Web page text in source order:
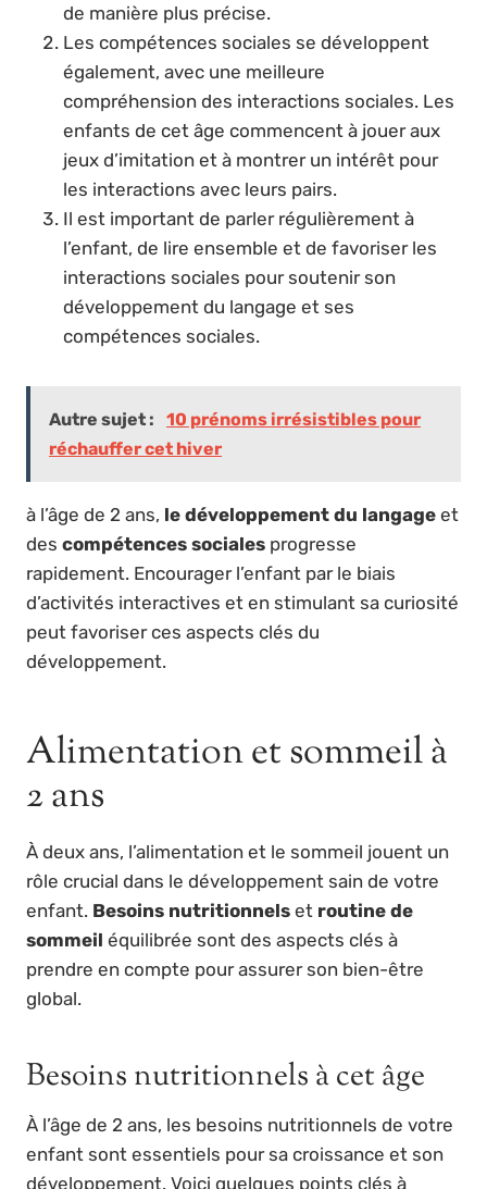
de manière plus précise.
Les compétences sociales se développent
également, avec une meilleure
compréhension des interactions sociales. Les
enfants de cet âge commencent à jouer aux
jeux d’imitation et à montrer un intérêt pour
les interactions avec leurs pairs.
Il est important de parler régulièrement à
l’enfant, de lire ensemble et de favoriser les
interactions sociales pour soutenir son
développement du langage et ses
compétences sociales.
Autre sujet :
10 prénoms irrésistibles pour
réchauffer cet hiver
à l’âge de 2 ans, le développement du langage et
des compétences sociales progresse
rapidement. Encourager l’enfant par le biais
d’activités interactives et en stimulant sa curiosité
peut favoriser ces aspects clés du
développement.
Alimentation et sommeil à
2 ans
À deux ans, l’alimentation et le sommeil jouent un
rôle crucial dans le développement sain de votre
enfant. Besoins nutritionnels et routine de
sommeil équilibrée sont des aspects clés à
prendre en compte pour assurer son bien-être
global.
Besoins nutritionnels à cet âge
À l’âge de 2 ans, les besoins nutritionnels de votre
enfant sont essentiels pour sa croissance et son
développement. Voici quelques points clés à